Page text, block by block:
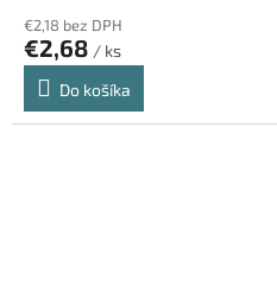
€2,18 bez DPH
€2,68 / ks
Do košíka